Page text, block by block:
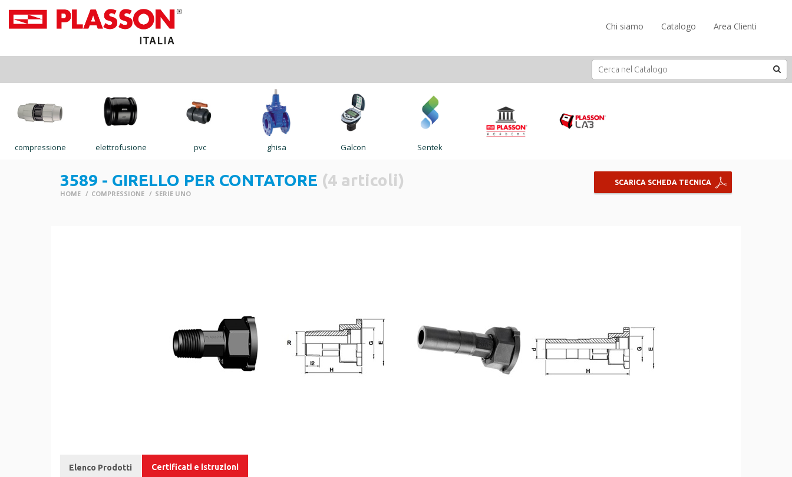
Chi siamo Catalogo Area Clienti
compressione elettrofusione pvc ghisa Galcon Sentek
3589 - GIRELLO PER CONTATORE (4 articoli)
HOME COMPRESSIONE SERIE UNO
SCARICA SCHEDA TECNICA
Elenco Prodotti Certificati e istruzioni